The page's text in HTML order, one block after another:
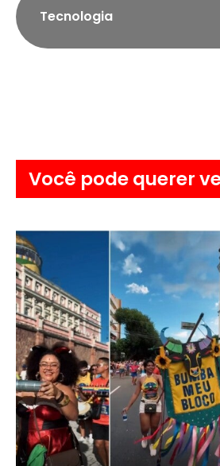
Tecnologia
Você pode querer